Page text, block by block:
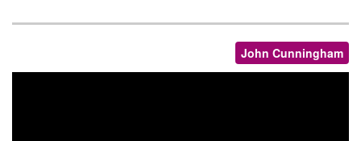
John Cunningham